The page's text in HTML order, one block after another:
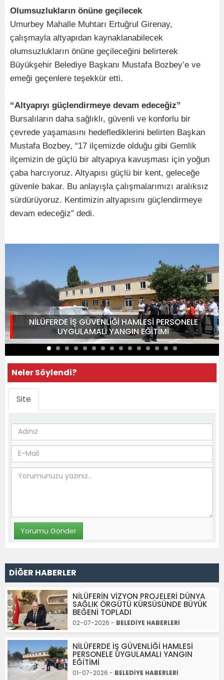
Olumsuzlukların önüne geçilecek
Umurbey Mahalle Muhtarı Ertuğrul Girenay,
çalışmayla altyapıdan kaynaklanabilecek
olumsuzlukların önüne geçileceğini belirterek
Büyükşehir Belediye Başkanı Mustafa Bozbey’e ve
emeği geçenlere teşekkür etti.
“Altyapıyı güçlendirmeye devam edeceğiz”
Bursalıların daha sağlıklı, güvenli ve konforlu bir
çevrede yaşamasını hedeflediklerini belirten Başkan
Mustafa Bozbey, “17 ilçemizde olduğu gibi Gemlik
ilçemizin de güçlü bir altyapıya kavuşması için yoğun
çaba harcıyoruz. Altyapısı güçlü bir kent, geleceğe
güvenle bakar. Bu anlayışla çalışmalarımızı aralıksız
sürdürüyoruz. Kentimizin altyapısını güçlendirmeye
devam edeceğiz” dedi.
NİLÜFERDE İŞ GÜVENLİĞİ HAMLESİ PERSONELE
UYGULAMALI YANGIN EĞİTİMİ
Neler Söylendi?
Site
DİĞER HABERLER
NİLÜFERİN VİZYON PROJELERİ DÜNYA
SAĞLIK ÖRGÜTÜ KÜRSÜSÜNDE BÜYÜK
BEĞENİ TOPLADI
02-07-2026 - BELEDİYE HABERLERİ
NİLÜFERDE İŞ GÜVENLİĞİ HAMLESİ
PERSONELE UYGULAMALI YANGIN
EĞİTİMİ
01-07-2026 - BELEDİYE HABERLERİ